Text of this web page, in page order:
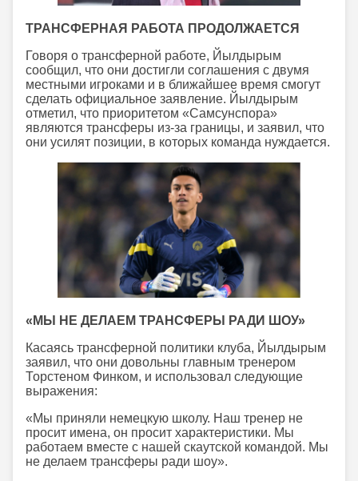
ТРАНСФЕРНАЯ РАБОТА ПРОДОЛЖАЕТСЯ
Говоря о трансферной работе, Йылдырым
сообщил, что они достигли соглашения с двумя
местными игроками и в ближайшее время смогут
сделать официальное заявление. Йылдырым
отметил, что приоритетом «Самсунспора»
являются трансферы из-за границы, и заявил, что
они усилят позиции, в которых команда нуждается.
«МЫ НЕ ДЕЛАЕМ ТРАНСФЕРЫ РАДИ ШОУ»
Касаясь трансферной политики клуба, Йылдырым
заявил, что они довольны главным тренером
Торстеном Финком, и использовал следующие
выражения:
«Мы приняли немецкую школу. Наш тренер не
просит имена, он просит характеристики. Мы
работаем вместе с нашей скаутской командой. Мы
не делаем трансферы ради шоу».